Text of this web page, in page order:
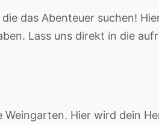
das Abenteuer suchen!
Lass uns direkt in die
Hier wird dein